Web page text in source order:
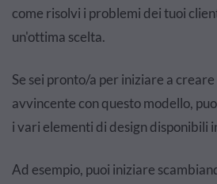
come risolvi i problemi dei tuoi
un'ottima scelta.
Se sei pronto/a per iniziare a
avvincente con questo modello,
i vari elementi di design disponibili
Ad esempio, puoi iniziare